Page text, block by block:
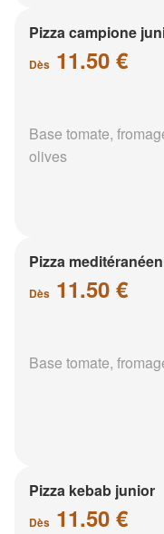
Pizza campione
Dès 11.50 €
Base tomate,
olives
Pizza
Dès 11.50 €
Base tomate,
Pizza kebab junior
Dès 11.50 €